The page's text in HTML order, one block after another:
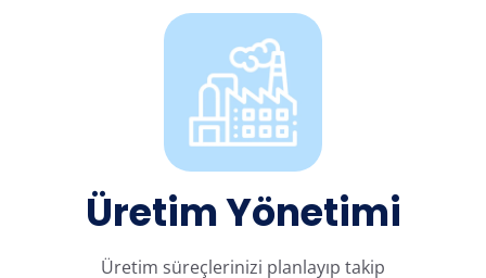
Üretim Yönetimi
Üretim süreçlerinizi planlayıp takip